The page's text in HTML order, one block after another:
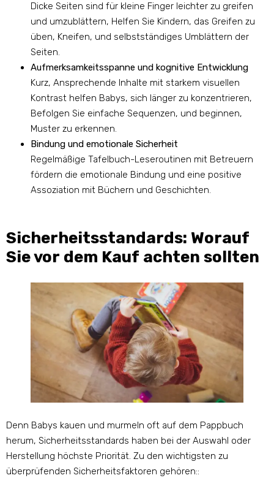
Dicke Seiten sind für kleine Finger leichter zu greifen
und umzublättern, Helfen Sie Kindern, das Greifen zu
üben, Kneifen, und selbstständiges Umblättern der
Seiten.
Aufmerksamkeitsspanne und kognitive Entwicklung
Kurz, Ansprechende Inhalte mit starkem visuellen
Kontrast helfen Babys, sich länger zu konzentrieren,
Befolgen Sie einfache Sequenzen, und beginnen,
Muster zu erkennen.
Bindung und emotionale Sicherheit
Regelmäßige Tafelbuch-Leseroutinen mit Betreuern
fördern die emotionale Bindung und eine positive
Assoziation mit Büchern und Geschichten.
Sicherheitsstandards: Worauf
Sie vor dem Kauf achten sollten
Denn Babys kauen und murmeln oft auf dem Pappbuch
herum, Sicherheitsstandards haben bei der Auswahl oder
Herstellung höchste Priorität. Zu den wichtigsten zu
überprüfenden Sicherheitsfaktoren gehören::